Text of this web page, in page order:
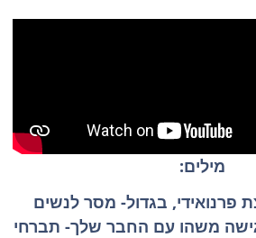
מילים:
פרנואידי, בגדול- מסר לנשים
משהו עם החבר שלך- תברחי